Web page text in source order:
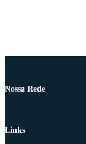
Nossa Rede
Links